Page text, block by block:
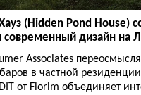
(Hidden Pond House)
дизайн на
Associates
в частной
от Florim объединяет